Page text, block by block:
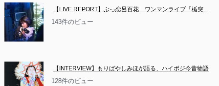
【LIVE REPORT】ぶっ恋呂百花　ワンマンライブ「楯突...
143件のビュー
【INTERVIEW】もりばやしみほが語る、ハイポジ今昔物語
128件のビュー